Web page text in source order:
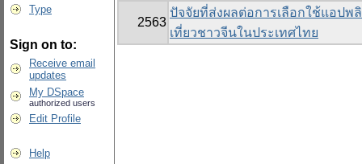
Type
Sign on to:
Receive email
updates
My DSpace
authorized users
Edit Profile
Help
2563
ปัจจัยที่ส่งผลต่อการเลือกใช้แอป
เที่ยวชาวจีนในประเทศไทย